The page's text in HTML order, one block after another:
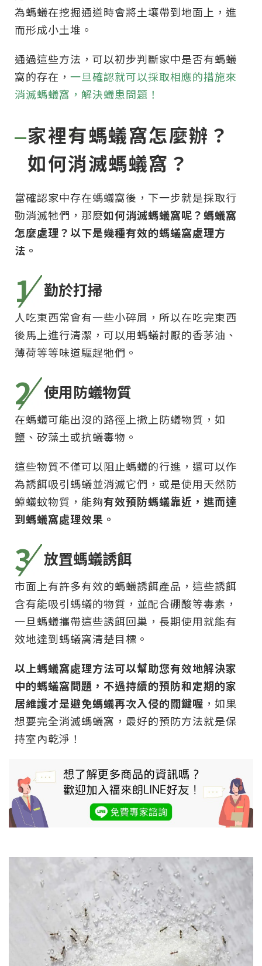
為螞蟻在挖掘通道時會將土壤帶到地面上，進
而形成小土堆。
通過這些方法，可以初步判斷家中是否有螞蟻
窩的存在， 一旦確認就可以採取相應的措施來
消滅螞蟻窩，解決蟻患問題！
家裡有螞蟻窩怎麼辦？
如何消滅螞蟻窩？
當確認家中存在螞蟻窩後，下一步就是採取行
動消滅牠們，那麼如何消滅螞蟻窩呢？螞蟻窩
怎麼處理？以下是幾種有效的螞蟻窩處理方
法。
1 勤於打掃
人吃東西常會有一些小碎屑，所以在吃完東西
後馬上進行清潔，可以用螞蟻討厭的香茅油、
薄荷等等味道驅趕牠們。
2 使用防蟻物質
在螞蟻可能出沒的路徑上撒上防蟻物質，如
鹽、矽藻土或抗蟻毒物。
這些物質不僅可以阻止螞蟻的行進，還可以作
為誘餌吸引螞蟻並消滅它們，或是使用天然防
蟑蟻蚊物質，能夠有效預防螞蟻靠近，進而達
到螞蟻窩處理效果。
3 放置螞蟻誘餌
市面上有許多有效的螞蟻誘餌產品，這些誘餌
含有能吸引螞蟻的物質，並配合硼酸等毒素，
一旦螞蟻攜帶這些誘餌回巢，長期使用就能有
效地達到螞蟻窩清楚目標。
以上螞蟻窩處理方法可以幫助您有效地解決家
中的螞蟻窩問題，不過持續的預防和定期的家
居維護才是避免螞蟻再次入侵的關鍵喔 ，如果
想要完全消滅螞蟻窩，最好的預防方法就是保
持室內乾淨！